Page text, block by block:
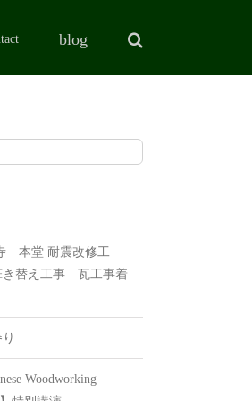
blog
本堂 耐震改修工
き替え工事 瓦工事着
Woodworking